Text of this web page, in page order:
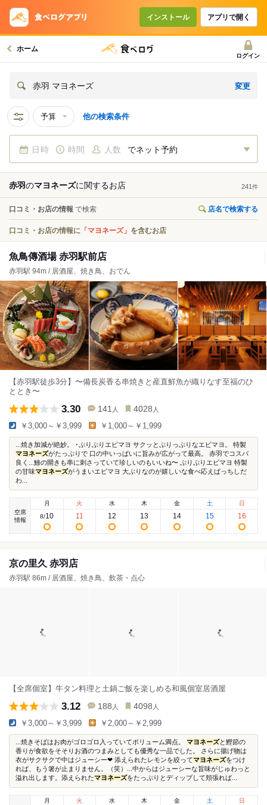
インストール アプリで開く
ホーム
ログイン
赤羽 マヨネーズ 変更
予算 他の検索条件
日時 時間 人数 でネット予約
赤羽のマヨネーズに関するお店 241 件
口コミ・お店の情報 で検索 店名で検索する
口コミ・お店の情報に 「マヨネーズ」 を含むお店
魚鳥傳酒場 赤羽駅前店
赤羽駅 94m / 居酒屋、焼き鳥、おでん
【赤羽駅徒歩3分】〜備長炭香る串焼きと産直鮮魚が織りなす至福のひ
ととき〜
3.30 141 人 4028 人
￥3,000～￥3,999 ￥1,000～￥1,999
...焼き加減が絶妙。 ･ぷりぷりエビマヨ サクッとぷりっぷりなエビマヨ。 特製
マヨネーズがたっぷりで 口の中いっぱいに旨みが広がって最高。 赤羽でコスパ
良く...鯵の開きも串に刺さっていて珍しいのもいいね〜 ぷりぷりエビマヨ 特製
の甘味マヨネーズがうまいエビマヨ 大ぶりなのが嬉しいな食べ応えばっちしだ
わ...
空席
情報
月
8/10
火
11
水
12
木
13
金
14
土
15
日
16
京の里久 赤羽店
赤羽駅 86m / 居酒屋、焼き鳥、飲茶・点心
【全席個室】牛タン料理と土鍋ご飯を楽しめる和風個室居酒屋
3.12 188 人 4098 人
￥3,000～￥3,999 ￥2,000～￥2,999
...焼きそばはお肉がゴロゴロ入っていてボリューム満点。 マヨネーズと鰹節の
香りが食欲をそそりお酒のつまみとしても優秀な一品でした。 さらに揚げ物は
衣がサクサクで中はジューシー❤︎ 添えられたレモンを絞ってマヨネーズをつけ
れば、もう箸が止まりません。（笑）...中からはジューシーな旨味がじゅわっと
溢れ出します。添えられたマヨネーズをたっぷりとディップして頬張れば...
月
火 水 木 金 土 日